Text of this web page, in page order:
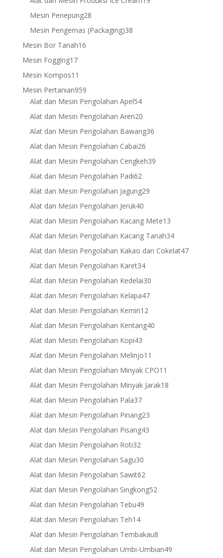
Mesin Penepung2828
products
Mesin Pengemas (Packaging)3838
Mesin Bor Tanah1616
Mesin Fogging1717
products
Mesin Kompos11
products
Mesin Pertanian959959
products
Alat dan Mesin Pengolahan Apel5454
products
Alat dan Mesin Pengolahan Aren2020
products
Alat dan Mesin Pengolahan Bawang3636
Alat dan Mesin Pengolahan Cabai2626
products
Alat dan Mesin Pengolahan Cengkeh3939
Alat dan Mesin Pengolahan Padi6262
products
Alat dan Mesin Pengolahan Jagung2929
Alat dan Mesin Pengolahan Jeruk4040
products
Alat dan Mesin Pengolahan Kacang Mete1313
products
Alat dan Mesin Pengolahan Kacang Tanah3434
products
Alat dan Mesin Pengolahan Kakao dan Cokelat4747
Alat dan Mesin Pengolahan Karet3434
products
Alat dan Mesin Pengolahan Kedelai3030
Alat dan Mesin Pengolahan Kelapa4747
Alat dan Mesin Pengolahan Kemiri1212
products
Alat dan Mesin Pengolahan Kentang4040
Alat dan Mesin Pengolahan Kopi4343
products
Alat dan Mesin Pengolahan Melinjo11
products
Alat dan Mesin Pengolahan Minyak CPO11
products
Alat dan Mesin Pengolahan Minyak Jarak1818
Alat dan Mesin Pengolahan Pala3737
products
Alat dan Mesin Pengolahan Pinang2323
Alat dan Mesin Pengolahan Pisang4343
Alat dan Mesin Pengolahan Roti3232
products
Alat dan Mesin Pengolahan Sagu3030
products
Alat dan Mesin Pengolahan Sawit6262
products
Alat dan Mesin Pengolahan Singkong5252
Alat dan Mesin Pengolahan Tebu4949
Alat dan Mesin Pengolahan Teh1414
products
Alat dan Mesin Pengolahan Tembakau88
products
Alat dan Mesin Pengolahan Umbi-Umbian4949